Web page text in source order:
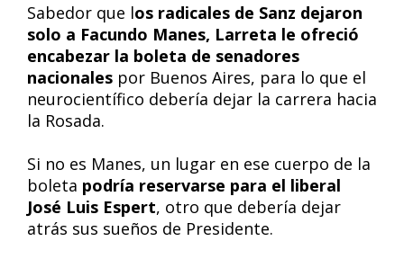
Sabedor que los radicales de Sanz dejaron
solo a Facundo Manes, Larreta le ofreció
encabezar la boleta de senadores
nacionales por Buenos Aires, para lo que el
neurocientífico debería dejar la carrera hacia
la Rosada.
Si no es Manes, un lugar en ese cuerpo de la
boleta podría reservarse para el liberal
José Luis Espert, otro que debería dejar
atrás sus sueños de Presidente.